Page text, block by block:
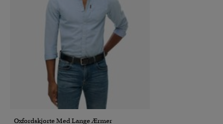
Oxfordskjorte Med Lange Ærmer